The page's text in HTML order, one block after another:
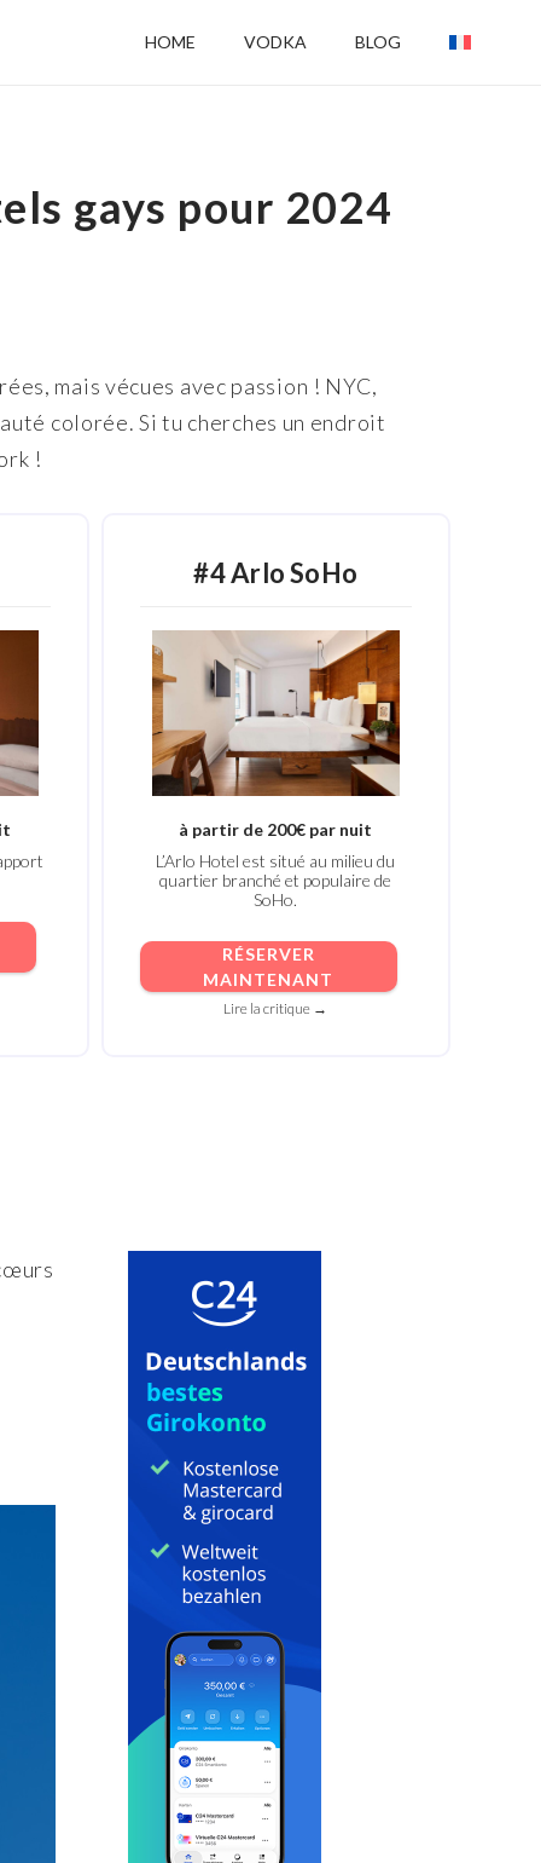
HOME VODKA BLOG
gays pour 2024
mais vécues avec passion ! NYC,
colorée. Si tu cherches un endroit
!
#4 Arlo SoHo
à partir de 200€ par nuit
L’Arlo Hotel est situé au milieu du
quartier branché et populaire de
SoHo.
RÉSERVER
MAINTENANT
Lire la critique →